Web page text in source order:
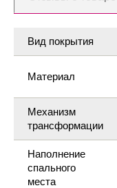
Вид покрытия
Материал
Механизм
трансформации
Наполнение
спального
места